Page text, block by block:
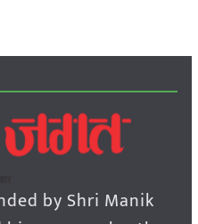
by Shri Manik